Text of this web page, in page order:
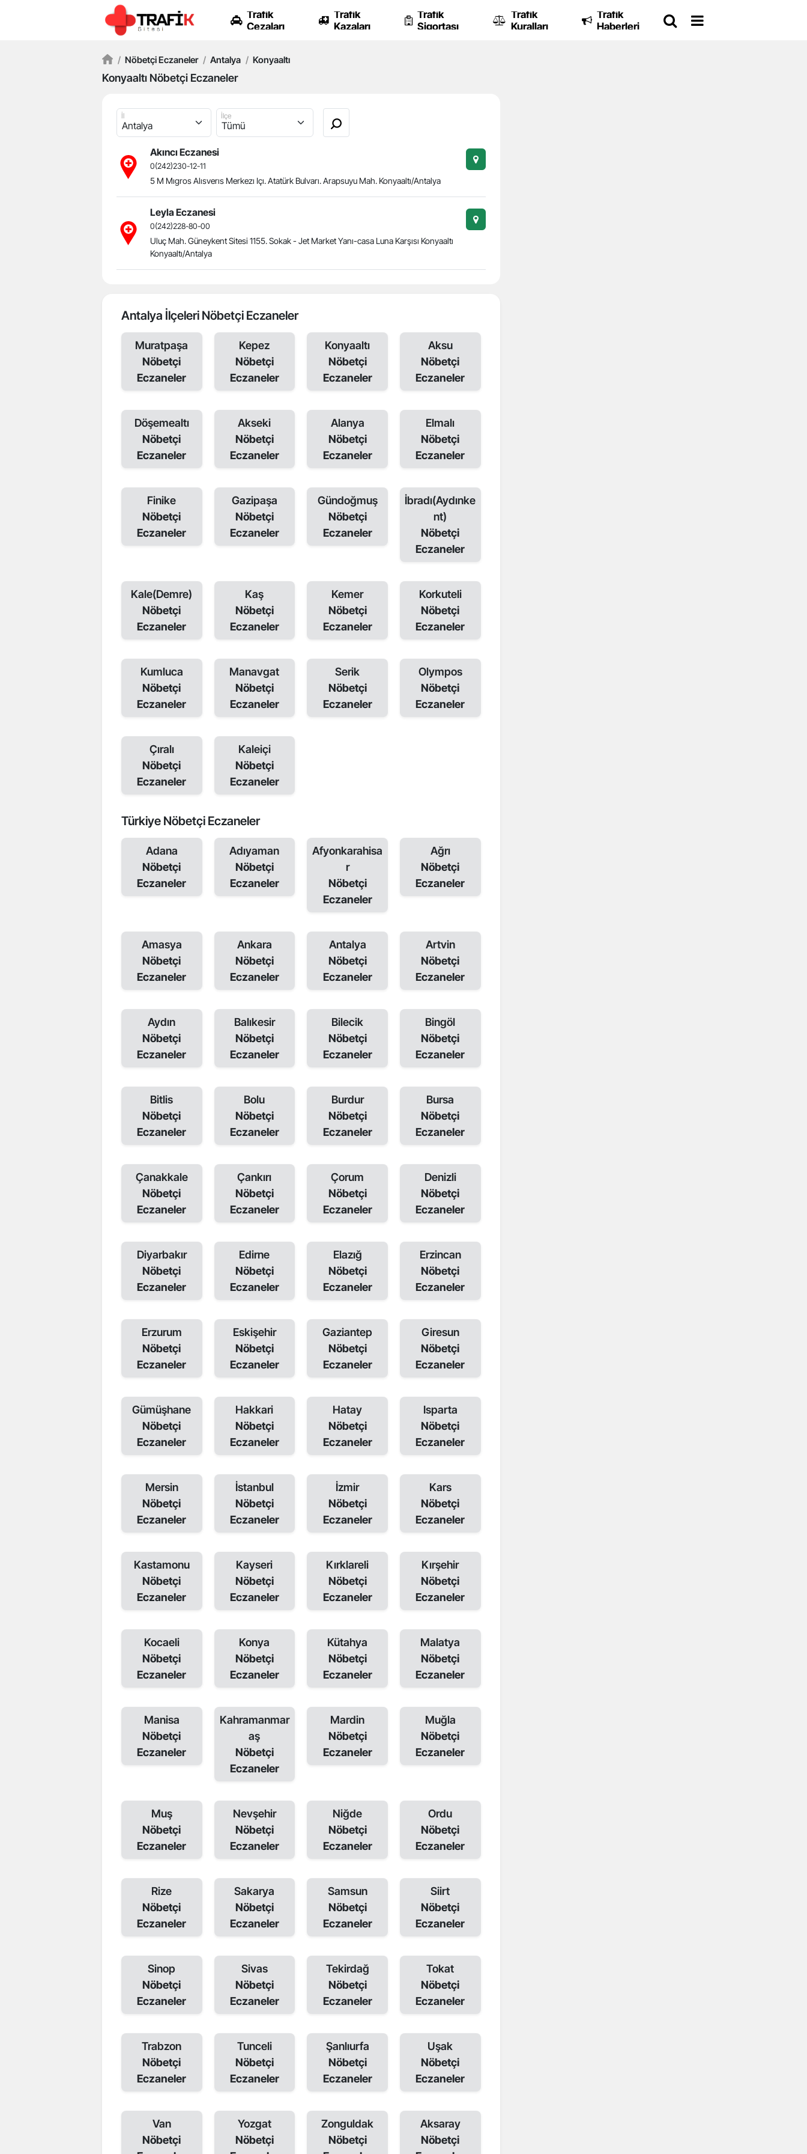
Trafik
Cezaları
Trafik
Kazaları
Trafik
Sigortası
Trafik
Kuralları
Trafik
Haberleri
/ Nöbetçi Eczaneler / Antalya / Konyaaltı
Konyaaltı Nöbetçi Eczaneler
İl İlçe
Akıncı Eczanesi
0(242)230-12-11
5 M Mıgros Alısverıs Merkezı Içı. Atatürk Bulvarı. Arapsuyu Mah. Konyaaltı/Antalya
Leyla Eczanesi
0(242)228-80-00
Uluç Mah. Güneykent Sitesi 1155. Sokak - Jet Market Yanı-casa Luna Karşısı Konyaaltı
Konyaaltı/Antalya
Antalya İlçeleri Nöbetçi Eczaneler
Muratpaşa
Nöbetçi
Eczaneler
Kepez
Nöbetçi
Eczaneler
Konyaaltı
Nöbetçi
Eczaneler
Aksu
Nöbetçi
Eczaneler
Döşemealtı
Nöbetçi
Eczaneler
Akseki
Nöbetçi
Eczaneler
Alanya
Nöbetçi
Eczaneler
Elmalı
Nöbetçi
Eczaneler
Finike
Nöbetçi
Eczaneler
Gazipaşa
Nöbetçi
Eczaneler
Gündoğmuş
Nöbetçi
Eczaneler
İbradı(Aydınke
nt)
Nöbetçi
Eczaneler
Kale(Demre)
Nöbetçi
Eczaneler
Kaş
Nöbetçi
Eczaneler
Kemer
Nöbetçi
Eczaneler
Korkuteli
Nöbetçi
Eczaneler
Kumluca
Nöbetçi
Eczaneler
Manavgat
Nöbetçi
Eczaneler
Serik
Nöbetçi
Eczaneler
Olympos
Nöbetçi
Eczaneler
Çıralı
Nöbetçi
Eczaneler
Kaleiçi
Nöbetçi
Eczaneler
Türkiye Nöbetçi Eczaneler
Adana
Nöbetçi
Eczaneler
Adıyaman
Nöbetçi
Eczaneler
Afyonkarahisa
r
Nöbetçi
Eczaneler
Ağrı
Nöbetçi
Eczaneler
Amasya
Nöbetçi
Eczaneler
Ankara
Nöbetçi
Eczaneler
Antalya
Nöbetçi
Eczaneler
Artvin
Nöbetçi
Eczaneler
Aydın
Nöbetçi
Eczaneler
Balıkesir
Nöbetçi
Eczaneler
Bilecik
Nöbetçi
Eczaneler
Bingöl
Nöbetçi
Eczaneler
Bitlis
Nöbetçi
Eczaneler
Bolu
Nöbetçi
Eczaneler
Burdur
Nöbetçi
Eczaneler
Bursa
Nöbetçi
Eczaneler
Çanakkale
Nöbetçi
Eczaneler
Çankırı
Nöbetçi
Eczaneler
Çorum
Nöbetçi
Eczaneler
Denizli
Nöbetçi
Eczaneler
Diyarbakır
Nöbetçi
Eczaneler
Edirne
Nöbetçi
Eczaneler
Elazığ
Nöbetçi
Eczaneler
Erzincan
Nöbetçi
Eczaneler
Erzurum
Nöbetçi
Eczaneler
Eskişehir
Nöbetçi
Eczaneler
Gaziantep
Nöbetçi
Eczaneler
Giresun
Nöbetçi
Eczaneler
Gümüşhane
Nöbetçi
Eczaneler
Hakkari
Nöbetçi
Eczaneler
Hatay
Nöbetçi
Eczaneler
Isparta
Nöbetçi
Eczaneler
Mersin
Nöbetçi
Eczaneler
İstanbul
Nöbetçi
Eczaneler
İzmir
Nöbetçi
Eczaneler
Kars
Nöbetçi
Eczaneler
Kastamonu
Nöbetçi
Eczaneler
Kayseri
Nöbetçi
Eczaneler
Kırklareli
Nöbetçi
Eczaneler
Kırşehir
Nöbetçi
Eczaneler
Kocaeli
Nöbetçi
Eczaneler
Konya
Nöbetçi
Eczaneler
Kütahya
Nöbetçi
Eczaneler
Malatya
Nöbetçi
Eczaneler
Manisa
Nöbetçi
Eczaneler
Kahramanmar
aş
Nöbetçi
Eczaneler
Mardin
Nöbetçi
Eczaneler
Muğla
Nöbetçi
Eczaneler
Muş
Nöbetçi
Eczaneler
Nevşehir
Nöbetçi
Eczaneler
Niğde
Nöbetçi
Eczaneler
Ordu
Nöbetçi
Eczaneler
Rize
Nöbetçi
Eczaneler
Sakarya
Nöbetçi
Eczaneler
Samsun
Nöbetçi
Eczaneler
Siirt
Nöbetçi
Eczaneler
Sinop
Nöbetçi
Eczaneler
Sivas
Nöbetçi
Eczaneler
Tekirdağ
Nöbetçi
Eczaneler
Tokat
Nöbetçi
Eczaneler
Trabzon
Nöbetçi
Eczaneler
Tunceli
Nöbetçi
Eczaneler
Şanlıurfa
Nöbetçi
Eczaneler
Uşak
Nöbetçi
Eczaneler
Van
Nöbetçi
Yozgat
Nöbetçi
Zonguldak
Nöbetçi
Aksaray
Nöbetçi